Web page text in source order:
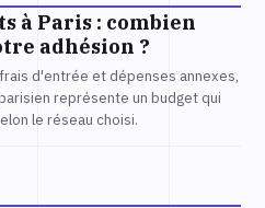
à Paris : combien
adhésion ?
d'entrée et dépenses annexes,
représente un budget qui
le réseau choisi.